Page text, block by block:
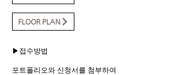
FLOOR PLAN
▶접수방법
포트폴리오와 신청서를 첨부하여